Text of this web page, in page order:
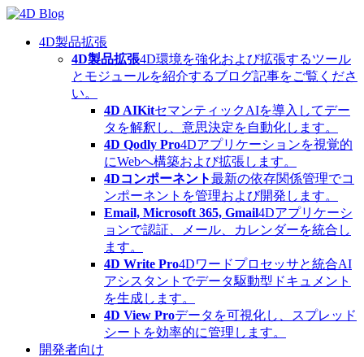
Skip
content4D製品拡張
4D製品拡張4D環境を強化および拡張するツール
とモジュールを紹介するブログ記事をご覧くださ
い。
4D AIKitセマンティックAIを導入してデー
タを解釈し、意思決定を自動化します。
4D Qodly Pro4Dアプリケーションを視覚的
にWebへ構築および拡張します。
4Dコンポーネント最新の依存関係管理でコ
ンポーネントを管理および開発します。
Email, Microsoft 365, Gmail4Dアプリケーシ
ョンで認証、メール、カレンダーを統合し
ます。
4D Write Pro4Dワードプロセッサと統合AI
アシスタントでデータ駆動型ドキュメント
を生成します。
4D View Proデータを可視化し、スプレッド
シートを効率的に管理します。
開発者向け